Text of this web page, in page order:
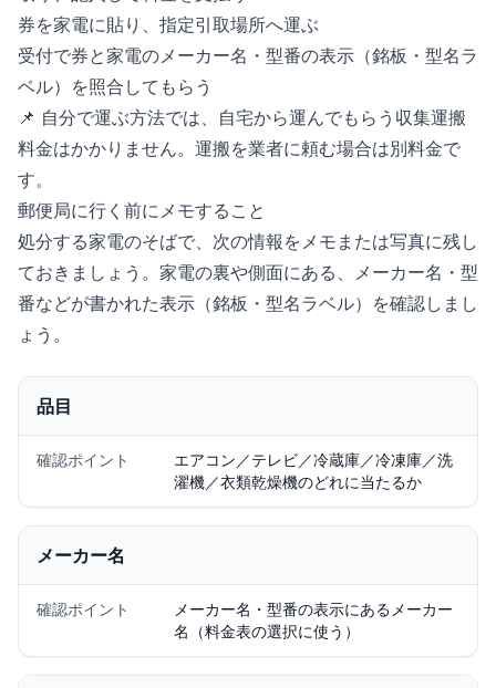
券を家電に貼り、指定引取場所へ運ぶ
受付で券と家電のメーカー名・型番の表示（銘板・型名ラ
ベル）を照合してもらう
📌 自分で運ぶ方法では、自宅から運んでもらう収集運搬
料金はかかりません。運搬を業者に頼む場合は別料金で
す。
郵便局に行く前にメモすること
処分する家電のそばで、次の情報をメモまたは写真に残し
ておきましょう。家電の裏や側面にある、メーカー名・型
番などが書かれた表示（銘板・型名ラベル）を確認しまし
ょう。
品目
確認ポイント
エアコン／テレビ／冷蔵庫／冷凍庫／洗
濯機／衣類乾燥機のどれに当たるか
メーカー名
確認ポイント
メーカー名・型番の表示にあるメーカー
名（料金表の選択に使う）